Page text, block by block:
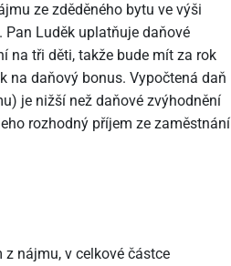
ze zděděného bytu ve výši
Pan Luděk uplatňuje daňové
na tři děti, takže bude mít za rok
na daňový bonus. Vypočtená daň
je nižší než daňové zvýhodnění
rozhodný příjem ze zaměstnání
nájmu, v celkové částce